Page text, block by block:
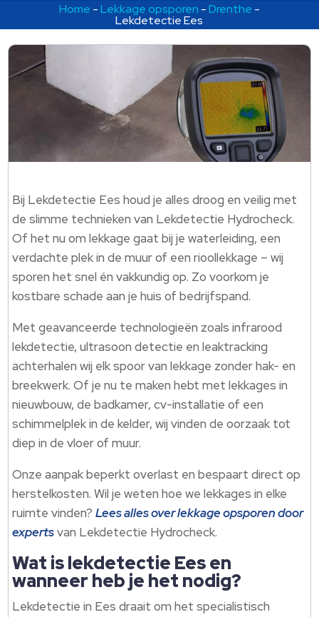
Home -Lekkage opsporen -Drenthe -
Lekdetectie Ees
Bij Lekdetectie Ees houd je alles droog en veilig met
de slimme technieken van Lekdetectie Hydrocheck.​
Of het nu om lekkage gaat bij je waterleiding, een
verdachte plek in de muur of een rioollekkage – wij
sporen het snel én vakkundig op.​ Zo voorkom je
kostbare schade aan je huis of bedrijfspand.​
Met geavanceerde technologieën zoals infrarood
lekdetectie, ultrasoon detectie en leaktracking
achterhalen wij elk spoor van lekkage zonder hak- en
breekwerk.​ Of je nu te maken hebt met lekkages in
nieuwbouw, de badkamer, cv-installatie of een
schimmelplek in de kelder, wij vinden de oorzaak tot
diep in de vloer of muur.​
Onze aanpak beperkt overlast en bespaart direct op
herstelkosten.​ Wil je weten hoe we lekkages in elke
ruimte vinden?Lees alles over lekkage opsporen door
expertsvan Lekdetectie Hydrocheck.​
Wat is lekdetectie Ees en
wanneer heb je het nodig?
Lekdetectie in Ees draait om het specialistisch